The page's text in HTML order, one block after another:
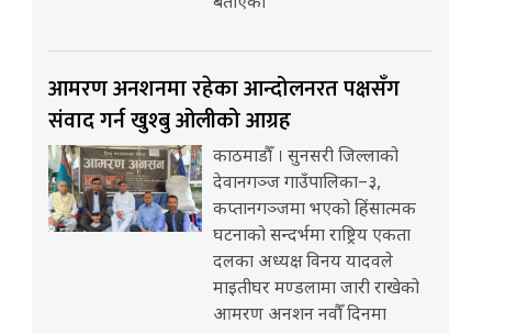
आमरण अनशनमा रहेका आन्दोलनरत पक्षसँग
संवाद गर्न खुश्बु ओलीको आग्रह
काठमाडौँ । सुनसरी जिल्लाको
देवानगञ्ज गाउँपालिका–३,
कप्तानगञ्जमा भएको हिंसात्मक
घटनाको सन्दर्भमा राष्ट्रिय एकता
दलका अध्यक्ष विनय यादवले
माइतीघर मण्डलामा जारी राखेको
आमरण अनशन नवौँ दिनमा